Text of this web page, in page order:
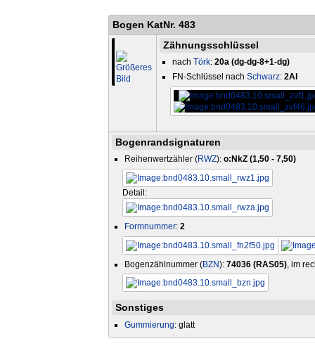
Bogen KatNr. 483
Zähnungsschlüssel
nach Törk: 20a (dg-dg-8+1-dg)
FN-Schlüssel nach Schwarz: 2Al
Bogenrandsignaturen
Reihenwertzähler (RWZ): o:NkZ (1,50 - 7,50)
Detail:
Formnummer: 2
Bogenzählnummer (BZN): 74036 (RAS05), im
Sonstiges
Gummierung: glatt